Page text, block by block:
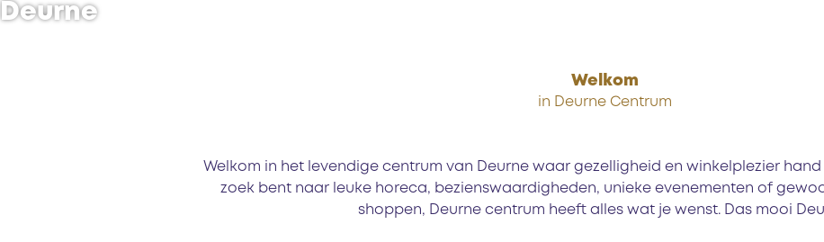
Deurne
Welkom
in Deurne Centrum
Welkom in het levendige centrum van Deurne waar gezelligheid en winkelplezier
zoek bent naar leuke horeca, bezienswaardigheden, unieke evenementen of
shoppen, Deurne centrum heeft alles wat je wenst. Das mooi